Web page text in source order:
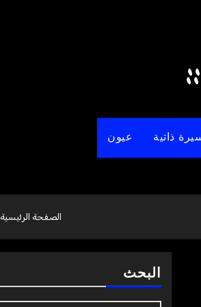
ذاتية عيون
الصفحة الرئيسية
البحث